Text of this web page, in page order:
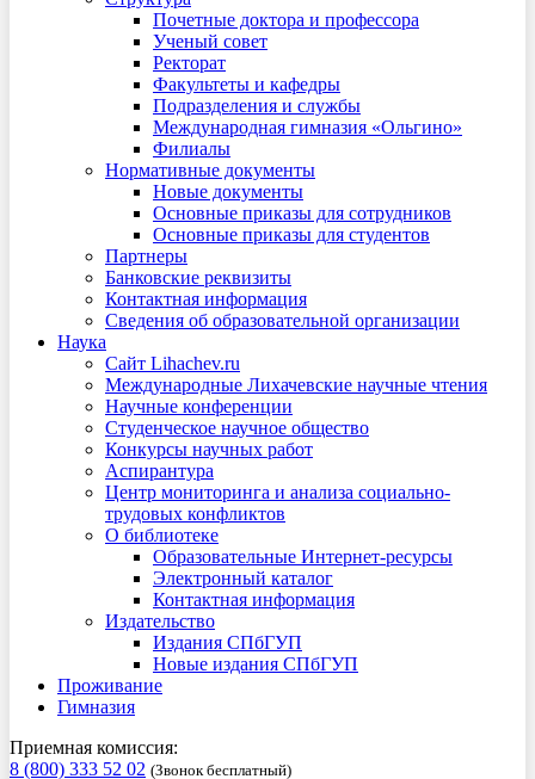
Почетные доктора и профессора
Ученый совет
Ректорат
Факультеты и кафедры
Подразделения и службы
Международная гимназия «Ольгино»
Филиалы
Нормативные документы
Новые документы
Основные приказы для сотрудников
Основные приказы для студентов
Партнеры
Банковские реквизиты
Контактная информация
Сведения об образовательной организации
Наука
Сайт Lihachev.ru
Международные Лихачевские научные чтения
Научные конференции
Студенческое научное общество
Конкурсы научных работ
Аспирантура
Центр мониторинга и анализа социально-
трудовых конфликтов
О библиотеке
Образовательные Интернет-ресурсы
Электронный каталог
Контактная информация
Издательство
Издания СПбГУП
Новые издания СПбГУП
Проживание
Гимназия
Приемная комиссия:
8 (800) 333 52 02 (Звонок бесплатный)